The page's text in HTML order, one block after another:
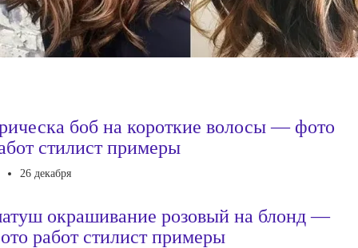
боб на короткие волосы — фото
стилист примеры
26 декабря
окрашивание розовый на блонд —
работ стилист примеры